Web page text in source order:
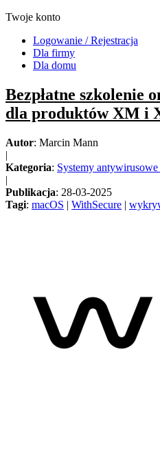
Twoje konto
Logowanie / Rejestracja
Dla firmy
Dla domu
Bezpłatne szkolenie
dla produktów XM i
Autor: Marcin Mann
|
Kategoria: Systemy
|
Publikacja: 28-03-2025
Tagi: macOS | WithSecure |